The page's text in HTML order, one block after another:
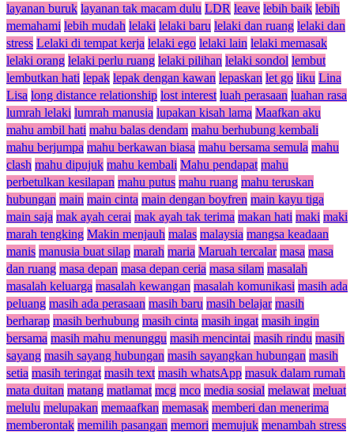
layanan buruk layanan tak macam dulu LDR leave lebih baik lebih
memahami lebih mudah lelaki lelaki baru lelaki dan ruang lelaki dan
stress Lelaki di tempat kerja lelaki ego lelaki lain lelaki memasak
lelaki orang lelaki perlu ruang lelaki pilihan lelaki sondol lembut
lembutkan hati lepak lepak dengan kawan lepaskan let go liku Lina
Lisa long distance relationship lost interest luah perasaan luahan rasa
lumrah lelaki lumrah manusia lupakan kisah lama Maafkan aku
mahu ambil hati mahu balas dendam mahu berhubung kembali
mahu berjumpa mahu berkawan biasa mahu bersama semula mahu
clash mahu dipujuk mahu kembali Mahu pendapat mahu
perbetulkan kesilapan mahu putus mahu ruang mahu teruskan
hubungan main main cinta main dengan boyfren main kayu tiga
main saja mak ayah cerai mak ayah tak terima makan hati maki maki
marah tengking Makin menjauh malas malaysia mangsa keadaan
manis manusia buat silap marah maria Maruah tercalar masa masa
dan ruang masa depan masa depan ceria masa silam masalah
masalah keluarga masalah kewangan masalah komunikasi masih ada
peluang masih ada perasaan masih baru masih belajar masih
berharap masih berhubung masih cinta masih ingat masih ingin
bersama masih mahu menunggu masih mencintai masih rindu masih
sayang masih sayang hubungan masih sayangkan hubungan masih
setia masih teringat masih text masih whatsApp masuk dalam rumah
mata duitan matang matlamat mcg mco media sosial melawat meluat
melulu melupakan memaafkan memasak memberi dan menerima
memberontak memilih pasangan memori memujuk menambah stress